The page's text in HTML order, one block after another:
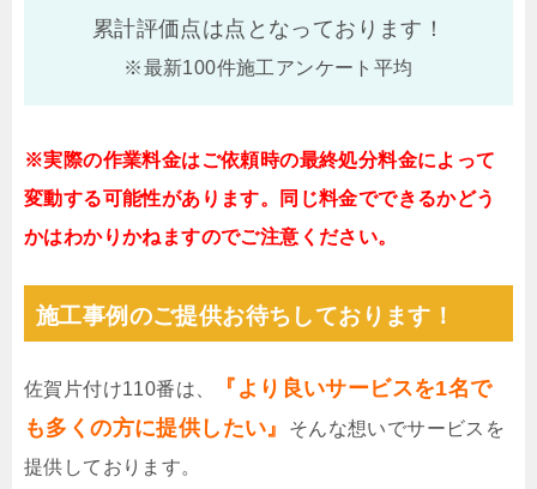
累計評価点は点となっております！
※最新100件施工アンケート平均
※実際の作業料金はご依頼時の最終処分料金によって
変動する可能性があります。同じ料金でできるかどう
かはわかりかねますのでご注意ください。
施工事例のご提供お待ちしております！
佐賀片付け110番は、
『より良いサービスを1名で
も多くの方に提供したい』
そんな想いでサービスを
提供しております。